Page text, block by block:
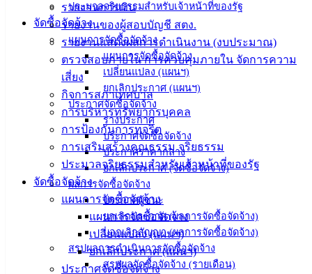
ประมวลจริยธรรมสำหรับเจ้าหน้าที่ของรัฐ
จัดซื้อจัดจ้าง
แผนการจัดซื้อจัดจ้าง
แผนการจัดซื้อจัดจ้าง
เปลี่ยนแปลง (แผนฯ)
ยกเลิกประกาศ (แผนฯ)
ประกาศจัดซื้อจัดจ้าง
ร่างประกาศ
ประกาศจัดซื้อจัดจ้าง
ประกาศราคากลาง
ยกเลิกประกาศ (จัดซื้อจัดจ้าง)
ผลการจัดซื้อจัดจ้าง
ประกาศผู้ชนะ
ยกเลิกประกาศ (ผลการจัดซื้อจัดจ้าง)
บอกเลิกสัญญา (ผลการจัดซื้อจัดจ้าง)
สรุปผลการดำเนินการจัดซื้อจัดจ้าง
สรุปผลจัดซื้อจัดจ้าง (รายเดือน)
รายงานการเงิน
รายงานของผู้สอบบัญชี สตง.
รายงานแสดงผลการดำเนินงาน (งบประมาณ)
ตรวจสอบภายใน การควบคุมภายใน จัดการความ
เสี่ยง
กิจการสภาเทศบาล
การบริหารทรัพยากรบุคคล
การป้องกันการทุจริต
การเสริมสร้างคุณธรรม จริยธรรม
ประมวลจริยธรรมสำหรับเจ้าหน้าที่ของรัฐ
จัดซื้อจัดจ้าง
แผนการจัดซื้อจัดจ้าง
แผนการจัดซื้อจัดจ้าง
เปลี่ยนแปลง (แผนฯ)
ยกเลิกประกาศ (แผนฯ)
ประกาศจัดซื้อจัดจ้าง
บริการ
ประชาชน
ดาวน์โหลด
แบบ
ฟอร์ม,
เอกสาร
คู่มือ
สำหรับ
ประชาชน/
คู่มือการ
ข่าวสาร
น่ารู้